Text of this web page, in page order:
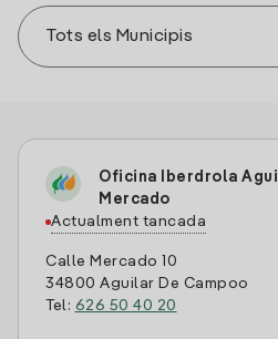
Oficina Iberdrola
Mercado
Actualment tancada
Calle Mercado 10
34800 Aguilar De Campoo
Tel: 626 50 40 20